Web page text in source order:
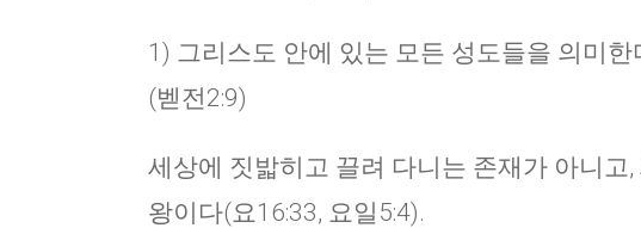
1) 그리스도 안에 있는 모든 성도들을 의미
(벧전2:9)
세상에 짓밟히고 끌려 다니는 존재가 아니
왕이다(요16:33, 요일5:4).